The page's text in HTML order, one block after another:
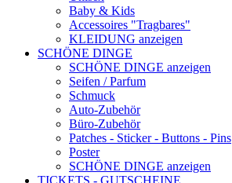
Baby & Kids
Accessoires "Tragbares"
KLEIDUNG anzeigen
SCHÖNE DINGE
SCHÖNE DINGE anzeigen
Seifen / Parfum
Schmuck
Auto-Zubehör
Büro-Zubehör
Patches - Sticker - Buttons - Pins
Poster
SCHÖNE DINGE anzeigen
TICKETS - GUTSCHEINE